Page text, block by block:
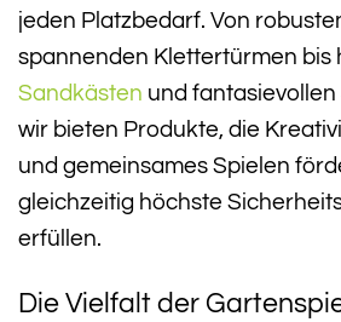
jeden Platzbedarf. Von
spannenden Klettertürmen bis
Sandkästen und
wir bieten Produkte, die
und gemeinsames Spielen
gleichzeitig höchste
erfüllen.
Die Vielfalt der